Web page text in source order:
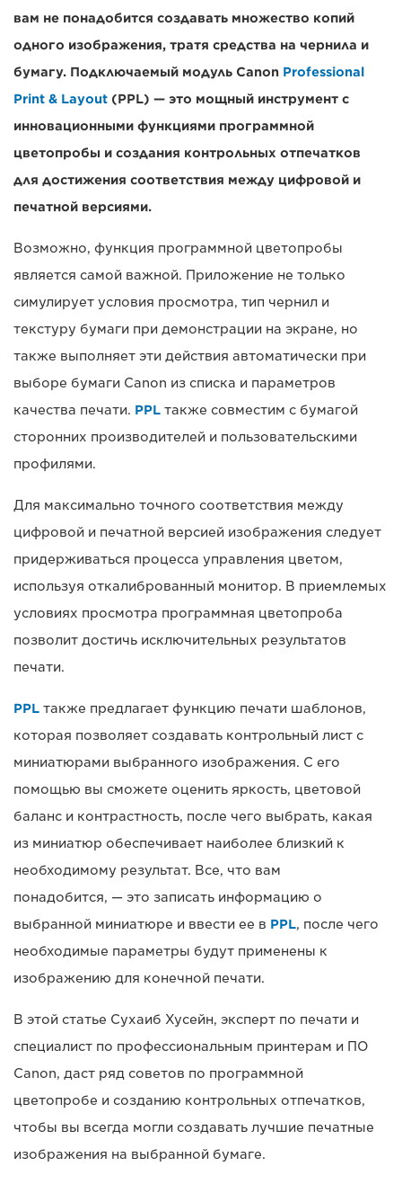
вам не понадобится создавать множество копий
одного изображения, тратя средства на чернила и
бумагу. Подключаемый модуль Canon Professional
Print & Layout (PPL) — это мощный инструмент с
инновационными функциями программной
цветопробы и создания контрольных отпечатков
для достижения соответствия между цифровой и
печатной версиями.
Возможно, функция программной цветопробы
является самой важной. Приложение не только
симулирует условия просмотра, тип чернил и
текстуру бумаги при демонстрации на экране, но
также выполняет эти действия автоматически при
выборе бумаги Canon из списка и параметров
качества печати. PPL также совместим с бумагой
сторонних производителей и пользовательскими
профилями.
Для максимально точного соответствия между
цифровой и печатной версией изображения следует
придерживаться процесса управления цветом,
используя откалиброванный монитор. В приемлемых
условиях просмотра программная цветопроба
позволит достичь исключительных результатов
печати.
PPL также предлагает функцию печати шаблонов,
которая позволяет создавать контрольный лист с
миниатюрами выбранного изображения. С его
помощью вы сможете оценить яркость, цветовой
баланс и контрастность, после чего выбрать, какая
из миниатюр обеспечивает наиболее близкий к
необходимому результат. Все, что вам
понадобится, — это записать информацию о
выбранной миниатюре и ввести ее в PPL, после чего
необходимые параметры будут применены к
изображению для конечной печати.
В этой статье Сухаиб Хусейн, эксперт по печати и
специалист по профессиональным принтерам и ПО
Canon, даст ряд советов по программной
цветопробе и созданию контрольных отпечатков,
чтобы вы всегда могли создавать лучшие печатные
изображения на выбранной бумаге.